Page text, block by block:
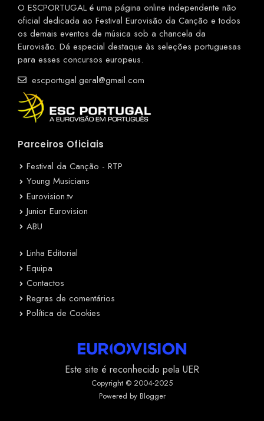
O ESCPORTUGAL é uma página online independente não
oficial dedicada ao Festival Eurovisão da Canção e todos
os demais eventos de música sob a chancela da
Eurovisão. Dá especial destaque às seleções portuguesas
para esses concursos europeus.
escportugal.geral@gmail.com
Parceiros Oficiais
Festival da Canção - RTP
Young Musicians
Eurovision.tv
Junior Eurovision
ABU
Linha Editorial
Equipa
Contactos
Regras de comentários
Política de Cookies
Este site é reconhecido pela UER
Copyright © 2004-2025
Powered by Blogger